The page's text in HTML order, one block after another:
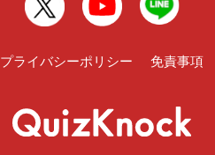
プライバシーポリシー 免責事項